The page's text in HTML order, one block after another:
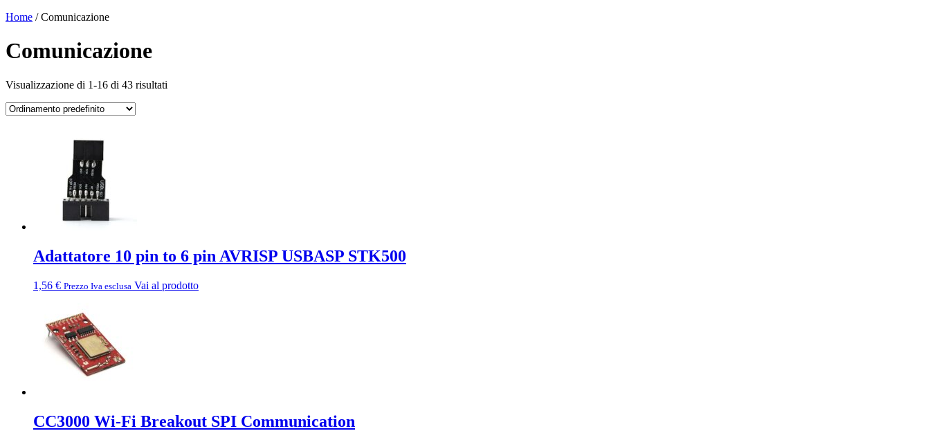
Home / Comunicazione
Comunicazione
Visualizzazione di 1-16 di 43 risultati
Adattatore 10 pin to 6 pin AVRISP USBASP STK500
1,56 € Prezzo Iva esclusa Vai al prodotto
CC3000 Wi-Fi Breakout SPI Communication